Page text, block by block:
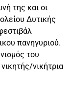
της και οι
Δυτικής
πανηγυριού.
του
νικήτρια